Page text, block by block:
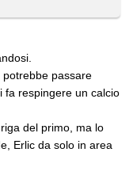
potrebbe passare
fa respingere un calcio
del primo, ma lo
Erlic da solo in area